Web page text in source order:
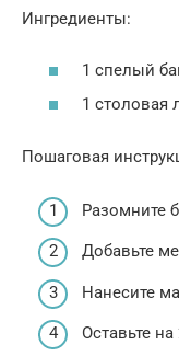
Ингредиенты:
1 спелый
1 столовая
Пошаговая
Разомните
Добавьте
Нанесите
Оставьте